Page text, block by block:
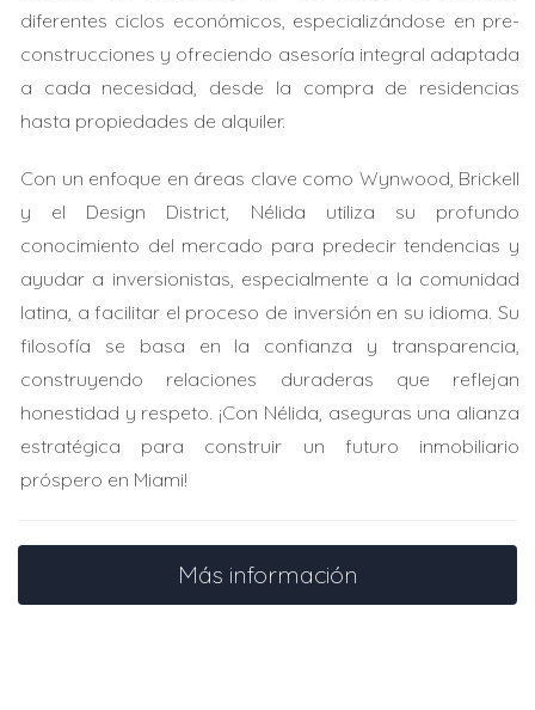
Costos elevados por reparaciones urgentes.
Casos prácticos y testimonios
Familia Pérez
Descubrieron daños ocultos después de comprar un
condo antiguo, enfrentando gastos millonarios
inesperados.
Carlos
Compró casa nueva con inspección previa y evitó
problemas futuros, disfrutando tranquilidad financiera.
Ana y Luis
Gracias al asesoramiento profesional hicieron una
Preguntas frecuentes
diferentes ciclos económicos, especializándose en pre-
construcciones y ofreciendo asesoría integral adaptada
a cada necesidad, desde la compra de residencias
hasta propiedades de alquiler.
Con un enfoque en áreas clave como Wynwood, Brickell
y el Design District, Nélida utiliza su profundo
conocimiento del mercado para predecir tendencias y
ayudar a inversionistas, especialmente a la comunidad
latina, a facilitar el proceso de inversión en su idioma. Su
filosofía se basa en la confianza y transparencia,
construyendo relaciones duraderas que reflejan
honestidad y respeto. ¡Con Nélida, aseguras una alianza
estratégica para construir un futuro inmobiliario
próspero en Miami!
Más información